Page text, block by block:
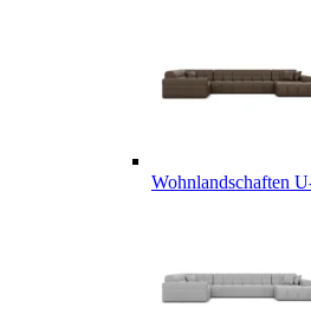
Wohnlandschaften